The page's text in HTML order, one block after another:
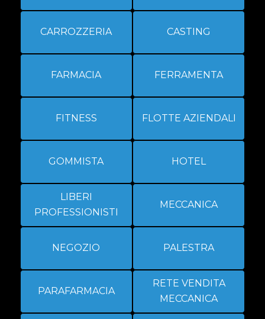
CARROZZERIA CASTING
FARMACIA FERRAMENTA
FITNESS FLOTTE AZIENDALI
GOMMISTA HOTEL
LIBERI
PROFESSIONISTI
MECCANICA
NEGOZIO PALESTRA
PARAFARMACIA
RETE VENDITA
MECCANICA